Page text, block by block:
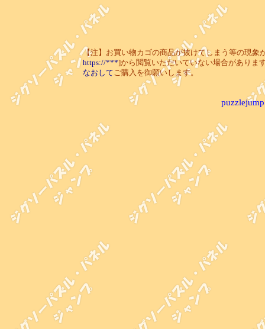
【注】お買い物カゴの商品が抜けてしまう等の現象
https://***]から閲覧いただいていない場合がありま
なおしてご購入を御願いします。